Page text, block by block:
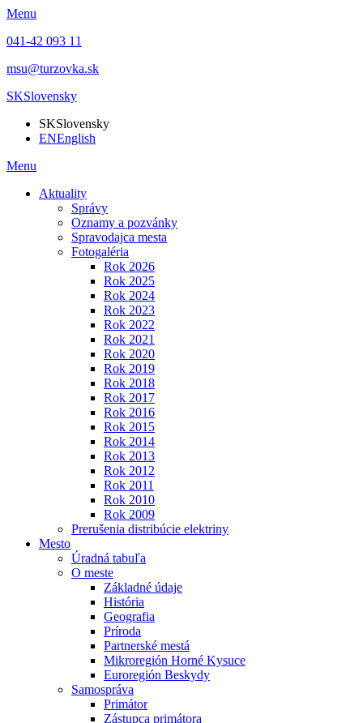
Menu
041-42 093 11
msu@turzovka.sk
SKSlovensky
SKSlovensky
ENEnglish
Menu
Aktuality
Správy
Oznamy a pozvánky
Spravodajca mesta
Fotogaléria
Rok 2026
Rok 2025
Rok 2024
Rok 2023
Rok 2022
Rok 2021
Rok 2020
Rok 2019
Rok 2018
Rok 2017
Rok 2016
Rok 2015
Rok 2014
Rok 2013
Rok 2012
Rok 2011
Rok 2010
Rok 2009
Prerušenia distribúcie elektriny
Mesto
Úradná tabuľa
O meste
Základné údaje
História
Geografia
Príroda
Partnerské mestá
Mikroregión Horné Kysuce
Euroregión Beskydy
Samospráva
Primátor
Zástupca primátora